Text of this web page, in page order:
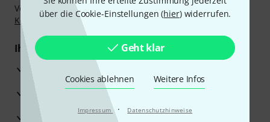
über die Cookie-Einstellungen (hier) widerrufen.
Geht klar
Cookies ablehnen Weitere Infos
Impressum · Datenschutzhinweise
Vorkasse, PayPal, Amazon Pay,
Klarna Sofort bezahlen
Klarna Ratenzahlungoder Kreditkarte.
Ihre Vorteile
3 Jahre Thomann Garantie
30 Tage Money-Back-Garantie
Reparaturservice